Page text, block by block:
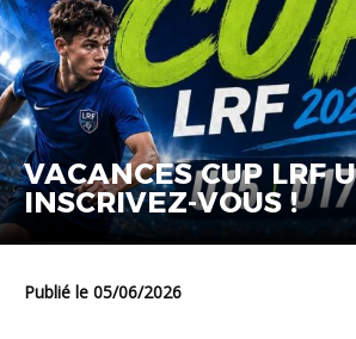
VACANCES CUP LRF
INSCRIVEZ-VOUS !
Publié le 05/06/2026